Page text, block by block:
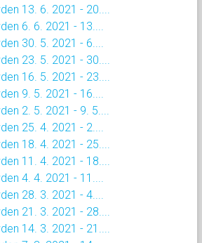
13. 6. 2021 - 20....
6. 6. 2021 - 13....
30. 5. 2021 - 6....
23. 5. 2021 - 30....
16. 5. 2021 - 23....
9. 5. 2021 - 16....
2. 5. 2021 - 9. 5....
25. 4. 2021 - 2....
18. 4. 2021 - 25....
11. 4. 2021 - 18....
4. 4. 2021 - 11....
28. 3. 2021 - 4....
21. 3. 2021 - 28....
14. 3. 2021 - 21....